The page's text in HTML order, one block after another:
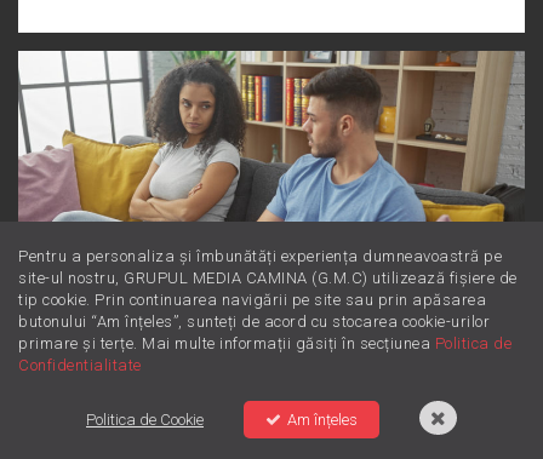
Dincolo de supărare: Este furie sau
iritare? Învață să le diferențiezi
Pentru a personaliza și îmbunătăți experiența dumneavoastră pe
site-ul nostru, GRUPUL MEDIA CAMINA (G.M.C) utilizează fișiere de
tip cookie. Prin continuarea navigării pe site sau prin apăsarea
butonului “Am înțeles”, sunteți de acord cu stocarea cookie-urilor
primare și terțe. Mai multe informații găsiți în secțiunea Politica de
Confidentialitate
Politica de Cookie Am înțeles